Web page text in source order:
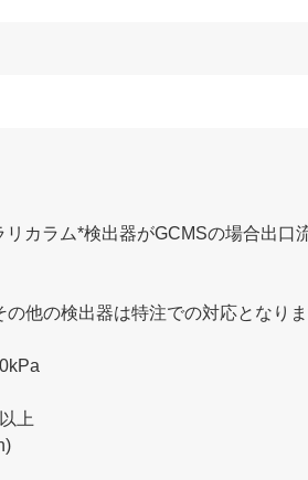
カラム*検出器がGCMSの場合出口
他の検出器は特注での対応となり
上